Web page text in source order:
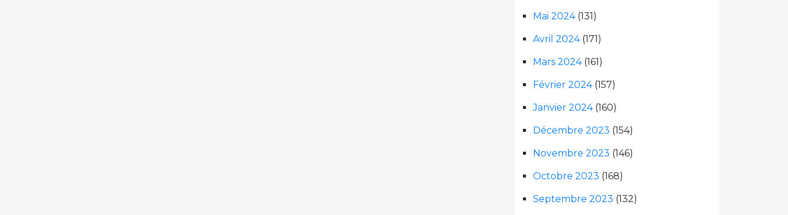
Mai 2024(131)
Avril 2024(171)
Mars 2024(161)
Février 2024(157)
Janvier 2024(160)
Décembre 2023 (154)
Novembre 2023 (146)
Octobre 2023 (168)
Septembre 2023 (132)